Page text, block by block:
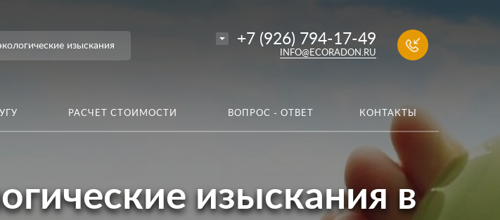
изыскания +7 (926) 794-17-49
INFO@ECORADON.RU
РАСЧЕТ СТОИМОСТИ ВОПРОС - ОТВЕТ КОНТАКТЫ
изыскания в